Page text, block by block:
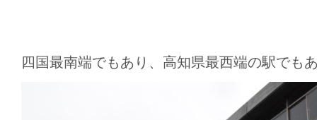
四国最南端でもあり、高知県最西端の駅でも